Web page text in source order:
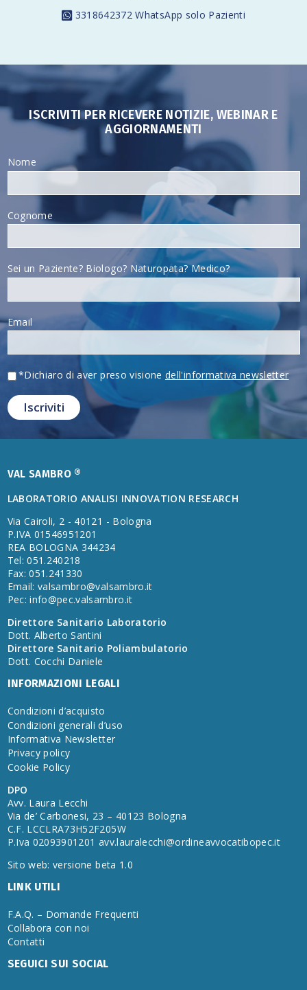
3318642372WhatsApp solo Pazienti
ISCRIVITI PER RICEVERE NOTIZIE, WEBINAR E
AGGIORNAMENTI
Nome
Cognome
Sei un Paziente? Biologo? Naturopata? Medico?
Email
*Dichiaro di aver preso visionedell'informativa newsletter
VAL SAMBRO ®
LABORATORIO ANALISI INNOVATION RESEARCH
Via Cairoli, 2 - 40121 - Bologna
P.IVA 01546951201
REA BOLOGNA 344234
Tel: 051.240218
Fax: 051.241330
Email: valsambro@valsambro.it
Pec:info@pec.valsambro.it
Direttore Sanitario Laboratorio
Dott. Alberto Santini
Direttore Sanitario Poliambulatorio
Dott. Cocchi Daniele
INFORMAZIONI LEGALI
Condizioni d’acquisto
Condizioni generali d’uso
Informativa Newsletter
Privacy policy
Cookie Policy
DPO
Avv. Laura Lecchi
Via de’ Carbonesi, 23 – 40123 Bologna
C.F. LCCLRA73H52F205W
P.Iva 02093901201 avv.lauralecchi@ordineavvocatibopec.it
Sito web: versione beta 1.0
LINK UTILI
F.A.Q. – Domande Frequenti
Collabora con noi
Contatti
SEGUICI SUI SOCIAL